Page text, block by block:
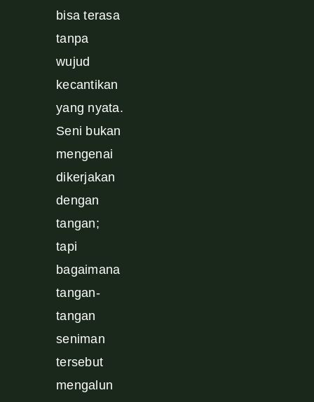
bisa terasa
tanpa
wujud
kecantikan
yang nyata.
Seni bukan
mengenai
dikerjakan
dengan
tangan;
tapi
bagaimana
tangan-
tangan
seniman
tersebut
mengalun